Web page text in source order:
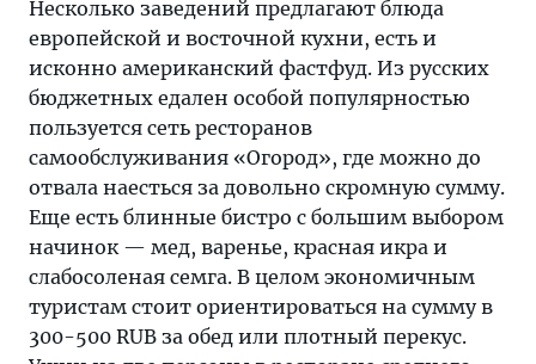
Несколько заведений предлагают блюда
европейской и восточной кухни, есть и
исконно американский фастфуд. Из русских
бюджетных едален особой популярностью
пользуется сеть ресторанов
самообслуживания «Огород», где можно до
отвала наесться за довольно скромную сумму.
Еще есть блинные бистро с большим выбором
начинок — мед, варенье, красная икра и
слабосоленая семга. В целом экономичным
туристам стоит ориентироваться на сумму в
300-500 RUB за обед или плотный перекус.